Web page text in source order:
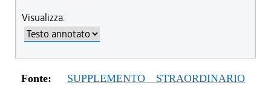
Visualizza:
Fonte:
SUPPLEMENTO STRAORDINARIO